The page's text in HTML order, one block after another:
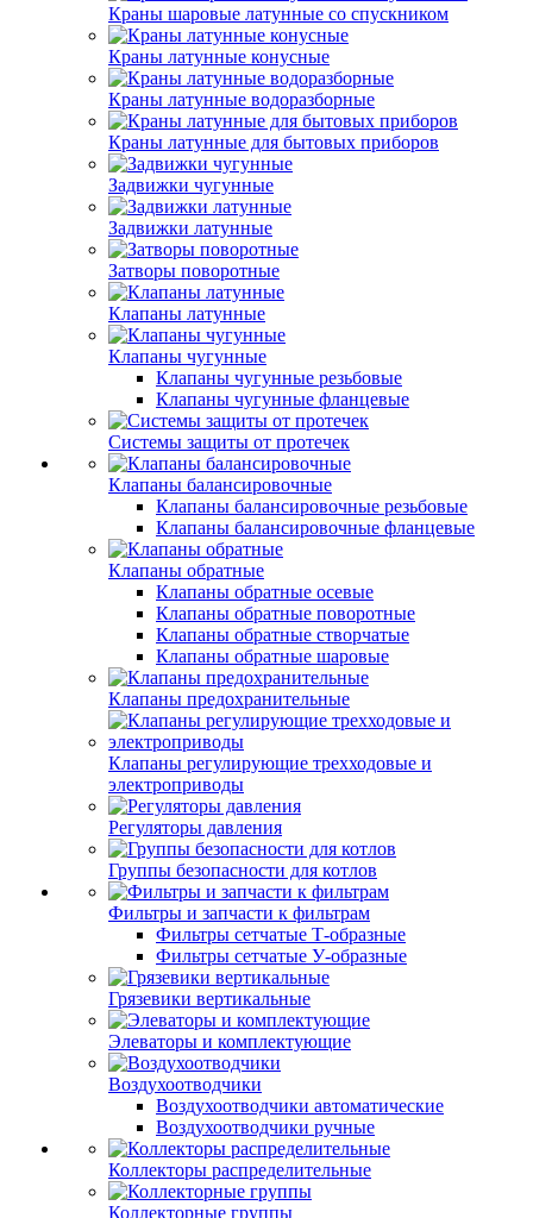
Краны шаровые латунные со спускником
Краны латунные конусные
Краны латунные водоразборные
Краны латунные для бытовых приборов
Задвижки чугунные
Задвижки латунные
Затворы поворотные
Клапаны латунные
Клапаны чугунные
Клапаны чугунные резьбовые
Клапаны чугунные фланцевые
Системы защиты от протечек
Клапаны балансировочные
Клапаны балансировочные резьбовые
Клапаны балансировочные фланцевые
Клапаны обратные
Клапаны обратные осевые
Клапаны обратные поворотные
Клапаны обратные створчатые
Клапаны обратные шаровые
Клапаны предохранительные
Клапаны регулирующие трехходовые и
электроприводы
Регуляторы давления
Группы безопасности для котлов
Фильтры и запчасти к фильтрам
Фильтры сетчатые Т-образные
Фильтры сетчатые У-образные
Грязевики вертикальные
Элеваторы и комплектующие
Воздухоотводчики
Воздухоотводчики автоматические
Воздухоотводчики ручные
Коллекторы распределительные
Коллекторные группы